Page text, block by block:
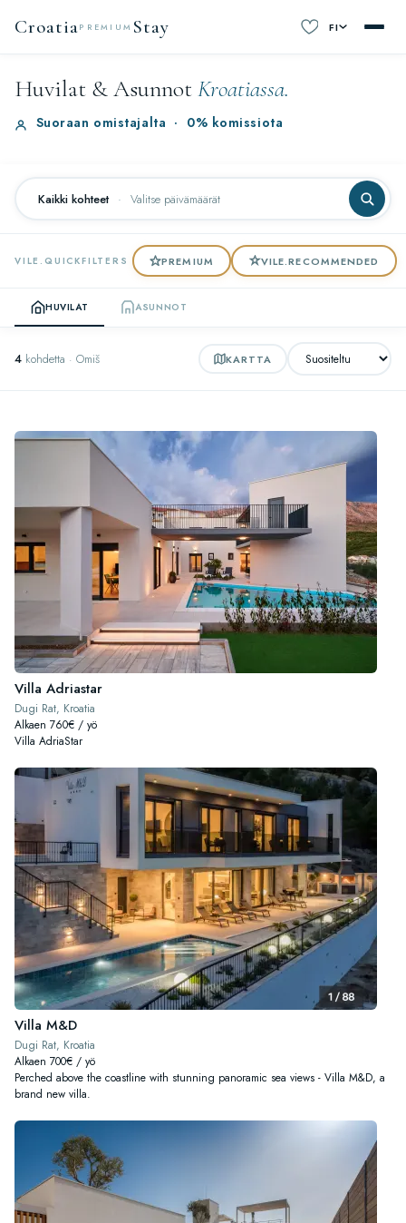
CroatiaPREMIUM Stay FI
Huvilat & AsunnotKroatiassa.
Suoraan omistajalta · 0% komissiota
Kaikki kohteet · Valitse päivämäärät
VILE.QUICKFILTERS PREMIUM VILE.RECOMMENDED
HUVILAT ASUNNOT
4 kohdetta · Omiš KARTTA
Villa Adriastar
Dugi Rat, Kroatia
Alkaen 760€ / yö
Villa AdriaStar
Villa M&D
Dugi Rat, Kroatia
Alkaen 700€ / yö
Perched above the coastline with stunning panoramic sea views - Villa M&D, a
brand new villa.